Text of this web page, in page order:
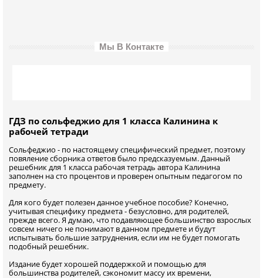
Мы В Контакте
ГДЗ по сольфеджио для 1 класса Калинина к
рабочей тетради
Сольфеджио - по настоящему специфический предмет, поэтому
повяление сборника ответов было предсказуемым. Данный
решебник для 1 класса рабочая тетрадь автора Калинина
заполнен на сто процентов и проверен опытным педагогом по
предмету.
Для кого будет полезен данное учебное пособие? Конечно,
учитывая специфику предмета - безусловно, для родителей,
прежде всего. Я думаю, что подавляющее большинство взрослых
совсем ничего не понимают в данном предмете и будут
испытывать большие затруднения, если им не будет помогать
подобный решебник.
Издание будет хорошей поддержкой и помощью для
большинства родителей, сэкономит массу их времени,